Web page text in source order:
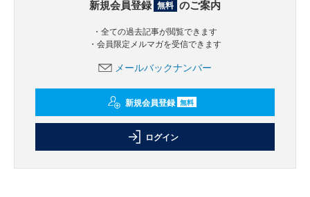
新規会員登録 無料 のご案内
・全ての過去記事が閲覧できます
・会員限定メルマガを受信できます
メールバックナンバー
新規会員登録 無料
ログイン